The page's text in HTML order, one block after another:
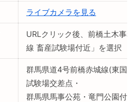
ライブカメラを見る
URLクリック後、前橋土木事
線 畜産試験場付近」を選択
群馬県道4号前橋赤城線(東国
試験場交差点・
群馬県馬事公苑・竜門公園付